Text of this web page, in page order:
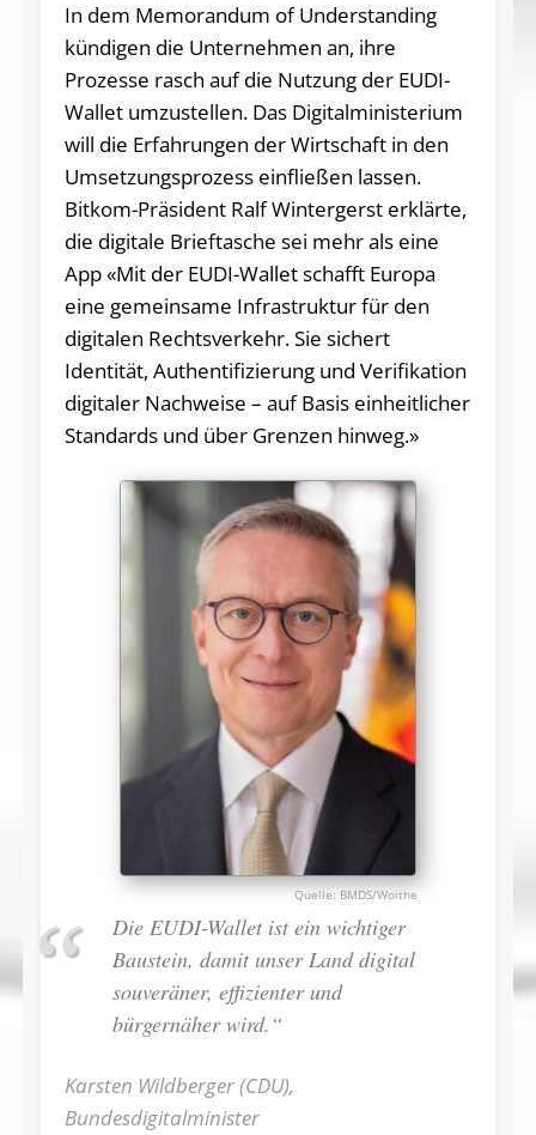
In dem Memorandum of Understanding
kündigen die Unternehmen an, ihre
Prozesse rasch auf die Nutzung der EUDI-
Wallet umzustellen. Das Digitalministerium
will die Erfahrungen der Wirtschaft in den
Umsetzungsprozess einfließen lassen.
Bitkom-Präsident Ralf Wintergerst erklärte,
die digitale Brieftasche sei mehr als eine
App «Mit der EUDI-Wallet schafft Europa
eine gemeinsame Infrastruktur für den
digitalen Rechtsverkehr. Sie sichert
Identität, Authentifizierung und Verifikation
digitaler Nachweise – auf Basis einheitlicher
Standards und über Grenzen hinweg.»
BMDS/Woithe
Die EUDI-Wallet ist ein wichtiger
Baustein, damit unser Land digital
souveräner, effizienter und
bürgernäher wird.“
Karsten Wildberger (CDU),
Bundesdigitalminister